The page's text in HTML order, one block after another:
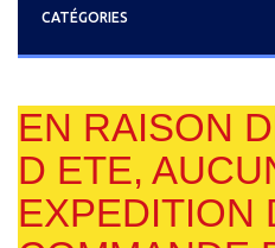
CATÉGORIES
EN RAISON
D ETE,
EXPEDITION